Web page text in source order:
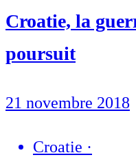
Croatie, la
poursuit
21 novembre 2018
Croatie ·